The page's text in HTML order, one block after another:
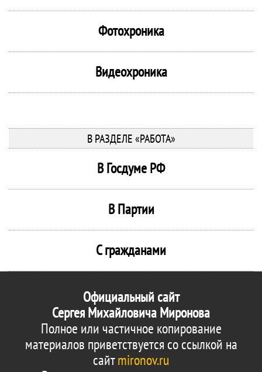
Фотохроника
Видеохроника
В РАЗДЕЛЕ «РАБОТА»
В Госдуме РФ
В Партии
С гражданами
Официальный сайт
Сергея Михайловича Миронова
Полное или частичное копирование
материалов приветствуется со ссылкой на
сайтmironov.ru